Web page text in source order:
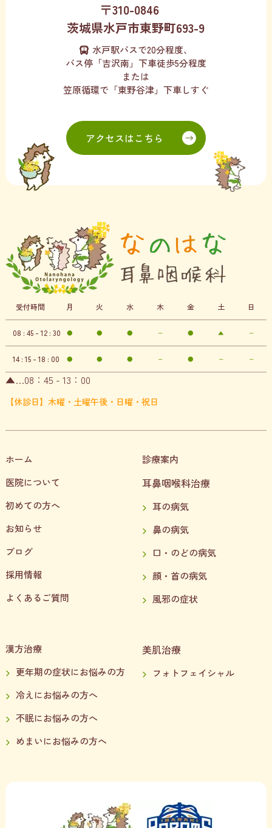
〒310-0846
茨城県水戸市東野町693-9
水戸駅バスで20分程度、
バス停「吉沢南」下車徒歩5分程度
または
笠原循環で「東野谷津」下車しすぐ
アクセスはこちら
受付時間 月 火 水 木 金 土 日
08 : 45 - 12 : 30 ● ● ● − ● ▲ −
14 : 15 - 18 : 00 ● ● ● − ● − −
▲…08：45 - 13：00
【休診日】木曜・土曜午後・日曜・祝日
ホーム
医院について
初めての方へ
お知らせ
ブログ
採用情報
よくあるご質問
診療案内
耳鼻咽喉科治療
耳の病気
鼻の病気
口・のどの病気
顔・首の病気
風邪の症状
漢方治療
更年期の症状にお悩みの方
冷えにお悩みの方へ
不眠にお悩みの方へ
めまいにお悩みの方へ
美肌治療
フォトフェイシャル